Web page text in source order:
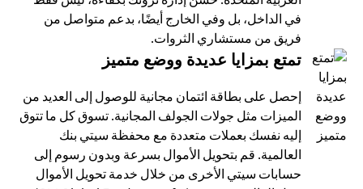
في الداخل، بل وفي الخارج أيضًا، بدعم متواصل من
فريق من مستشاري الثروات.
تمتع بمزايا عديدة ووضع متميز
إحصل على بطاقة ائتمان مجانية للوصول إلى العديد من
الميزات مثل جولات الجولف المجانية. تسوق كل ما تتوق
إليه نفسك بعملات متعددة مع محفظة سيتي بنك
العالمية. قم بتحويل الأموال بسرعة وبدون رسوم إلى
حسابات سيتي الأخرى من خلال خدمة تحويل الأموال